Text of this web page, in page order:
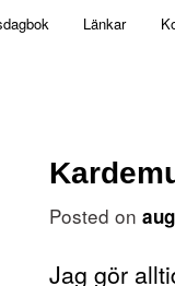
Länkar
Posted on
Jag gör